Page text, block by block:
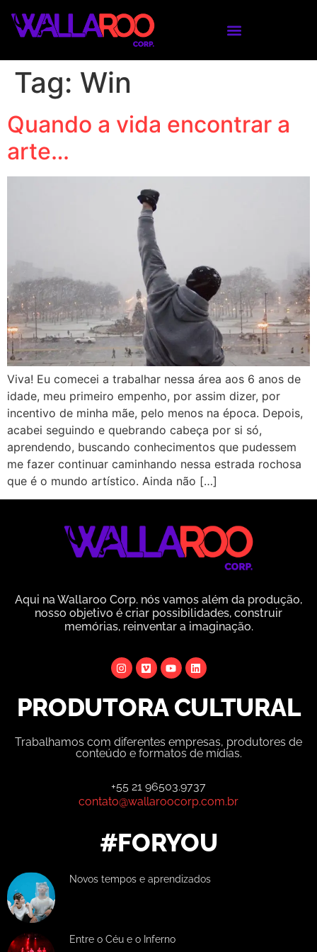
Tag: Win
Quando a vida encontrar a
arte…
Viva! Eu comecei a trabalhar nessa área aos 6 anos de
idade, meu primeiro empenho, por assim dizer, por
incentivo de minha mãe, pelo menos na época. Depois,
acabei seguindo e quebrando cabeça por si só,
aprendendo, buscando conhecimentos que pudessem
me fazer continuar caminhando nessa estrada rochosa
que é o mundo artístico. Ainda não […]
Aqui na Wallaroo Corp. nós vamos além da produção,
nosso objetivo é criar possibilidades, construir
memórias, reinventar a imaginação.
PRODUTORA CULTURAL
Trabalhamos com diferentes empresas, produtores de
conteúdo e formatos de mídias.
+55 21 96503.9737
contato@wallaroocorp.com.br
#FORYOU
Novos tempos e aprendizados
Entre o Céu e o Inferno